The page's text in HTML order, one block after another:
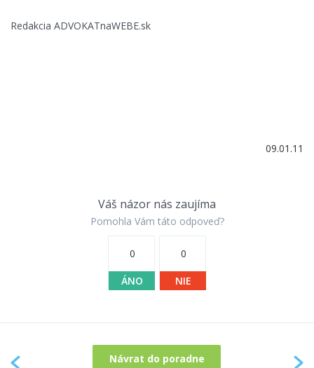
Redakcia ADVOKATnaWEBE.sk
09.01.11
Váš názor nás zaujíma
Pomohla Vám táto odpoveď?
0
ÁNO
0
NIE
Návrat do poradne